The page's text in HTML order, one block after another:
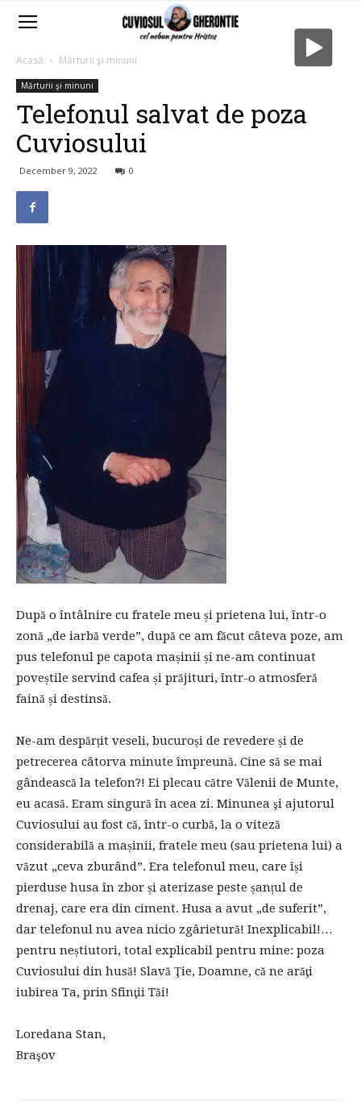
Acasă Mărturii şi minuni
Mărturii şi minuni
Telefonul salvat de poza
Cuviosului
December 9, 2022 0
După o întâlnire cu fratele meu și prietena lui, într-o
zonă „de iarbă verde”, după ce am făcut câteva poze, am
pus telefonul pe capota mașinii și ne-am continuat
poveștile servind cafea și prăjituri, într-o atmosferă
faină și destinsă.
Ne-am despărțit veseli, bucuroși de revedere și de
petrecerea câtorva minute împreună. Cine să se mai
gândească la telefon?! Ei plecau către Vălenii de Munte,
eu acasă. Eram singură în acea zi. Minunea şi ajutorul
Cuviosului au fost că, într-o curbă, la o viteză
considerabilă a mașinii, fratele meu (sau prietena lui) a
văzut „ceva zburând”. Era telefonul meu, care își
pierduse husa în zbor și aterizase peste șanțul de
drenaj, care era din ciment. Husa a avut „de suferit”,
dar telefonul nu avea nicio zgârietură! Inexplicabil!…
pentru neștiutori, total explicabil pentru mine: poza
Cuviosului din husă! Slavă Ţie, Doamne, că ne arăţi
iubirea Ta, prin Sfinţii Tăi!
Loredana Stan,
Braşov